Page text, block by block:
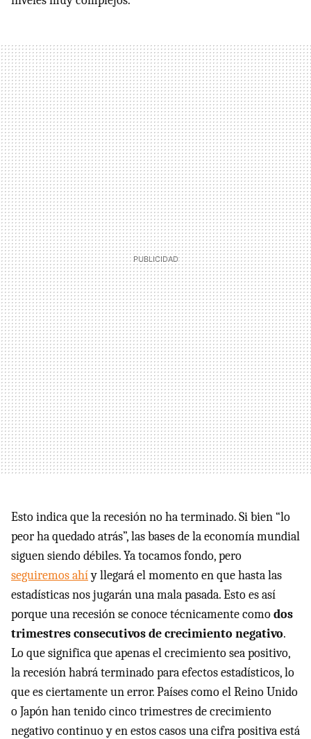
Esto indica que la recesión no ha terminado. Si bien “lo
peor ha quedado atrás”, las bases de la economía mundial
siguen siendo débiles. Ya tocamos fondo, pero
seguiremos ahíy llegará el momento en que hasta las
estadísticas nos jugarán una mala pasada. Esto es así
porque una recesión se conoce técnicamente comodos
trimestres consecutivos de crecimiento negativo.
Lo que significa que apenas el crecimiento sea positivo,
la recesión habrá terminado para efectos estadísticos, lo
que es ciertamente un error. Países como el Reino Unido
o Japón han tenido cinco trimestres de crecimiento
negativo continuo y en estos casos una cifra positiva está